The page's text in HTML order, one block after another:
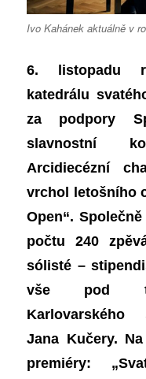
Ivo Kahánek aktuálně v
6. listopadu
katedrálu
za podpory
slavnostní
Arcidiecézní
vrchol letošního
Open“.
počtu 240
sólisté –
vše pod
Karlovarského
Jana Kučery.
premiéry: